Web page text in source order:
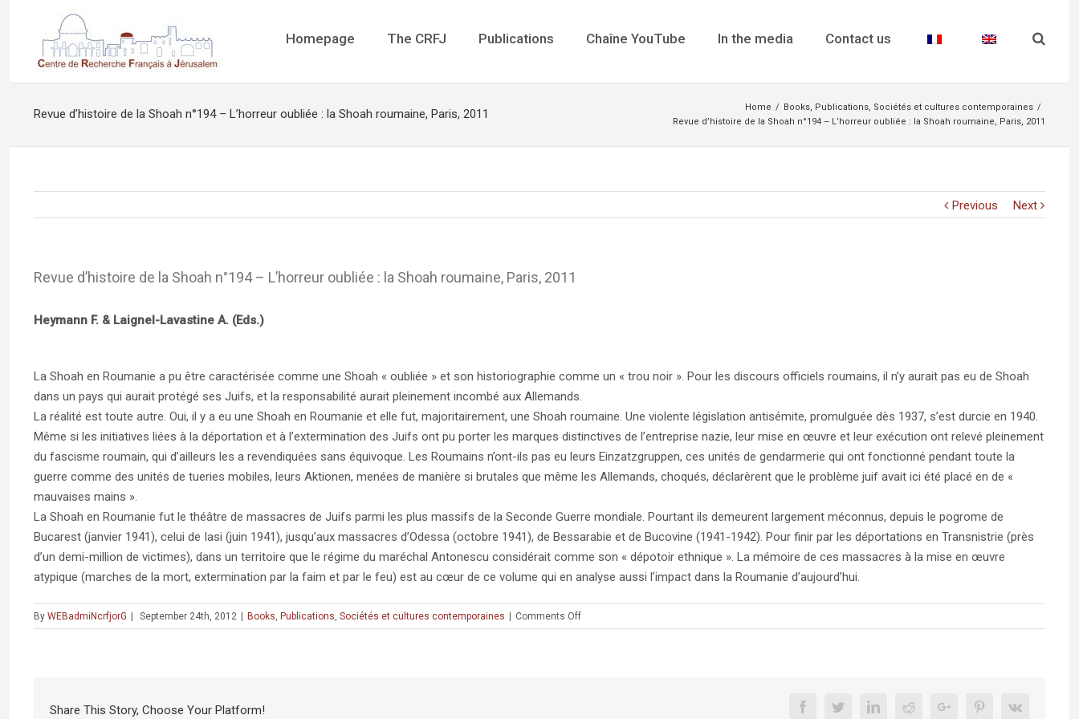
Homepage The CRFJ Publications Chaîne YouTube In the media Contact us
Revue d’histoire de la Shoah n°194 – L’horreur oubliée : la Shoah roumaine, Paris, 2011 Home / Books, Publications, Sociétés et cultures contemporaines /
Revue d’histoire de la Shoah n°194 – L’horreur oubliée : la Shoah roumaine, Paris, 2011
Previous Next
Revue d’histoire de la Shoah n°194 – L’horreur oubliée : la Shoah roumaine, Paris, 2011
Heymann F. & Laignel-Lavastine A. (Eds.)
La Shoah en Roumanie a pu être caractérisée comme une Shoah « oubliée » et son historiographie comme un « trou noir ». Pour les discours officiels roumains, il n’y aurait pas eu de Shoah
dans un pays qui aurait protégé ses Juifs, et la responsabilité aurait pleinement incombé aux Allemands.
La réalité est toute autre. Oui, il y a eu une Shoah en Roumanie et elle fut, majoritairement, une Shoah roumaine. Une violente législation antisémite, promulguée dès 1937, s’est durcie en 1940.
Même si les initiatives liées à la déportation et à l’extermination des Juifs ont pu porter les marques distinctives de l’entreprise nazie, leur mise en œuvre et leur exécution ont relevé pleinement
du fascisme roumain, qui d’ailleurs les a revendiquées sans équivoque. Les Roumains n’ont-ils pas eu leurs Einzatzgruppen, ces unités de gendarmerie qui ont fonctionné pendant toute la
guerre comme des unités de tueries mobiles, leurs Aktionen, menées de manière si brutales que même les Allemands, choqués, déclarèrent que le problème juif avait ici été placé en de «
mauvaises mains ».
La Shoah en Roumanie fut le théâtre de massacres de Juifs parmi les plus massifs de la Seconde Guerre mondiale. Pourtant ils demeurent largement méconnus, depuis le pogrome de
Bucarest (janvier 1941), celui de Iasi (juin 1941), jusqu’aux massacres d’Odessa (octobre 1941), de Bessarabie et de Bucovine (1941-1942). Pour finir par les déportations en Transnistrie (près
d’un demi-million de victimes), dans un territoire que le régime du maréchal Antonescu considérait comme son « dépotoir ethnique ». La mémoire de ces massacres à la mise en œuvre
atypique (marches de la mort, extermination par la faim et par le feu) est au cœur de ce volume qui en analyse aussi l’impact dans la Roumanie d’aujourd’hui.
By WEBadmiNcrfjorG September 24th, 2012 Books, Publications, Sociétés et cultures contemporaines Comments Offon
Revue
Share This Story, Choose Your Platform! FacebookTwitterLinkedinRedditGoogle+ PinterestVk